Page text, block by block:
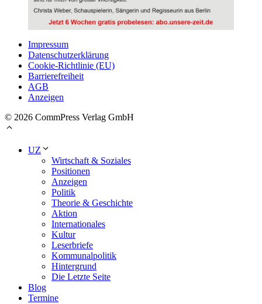
Impressum
Datenschutzerklärung
Cookie-Richtlinie (EU)
Barrierefreiheit
AGB
Anzeigen
© 2026 CommPress Verlag GmbH
UZ
Wirtschaft & Soziales
Positionen
Anzeigen
Politik
Theorie & Geschichte
Aktion
Internationales
Kultur
Leserbriefe
Kommunalpolitik
Hintergrund
Die Letzte Seite
Blog
Termine